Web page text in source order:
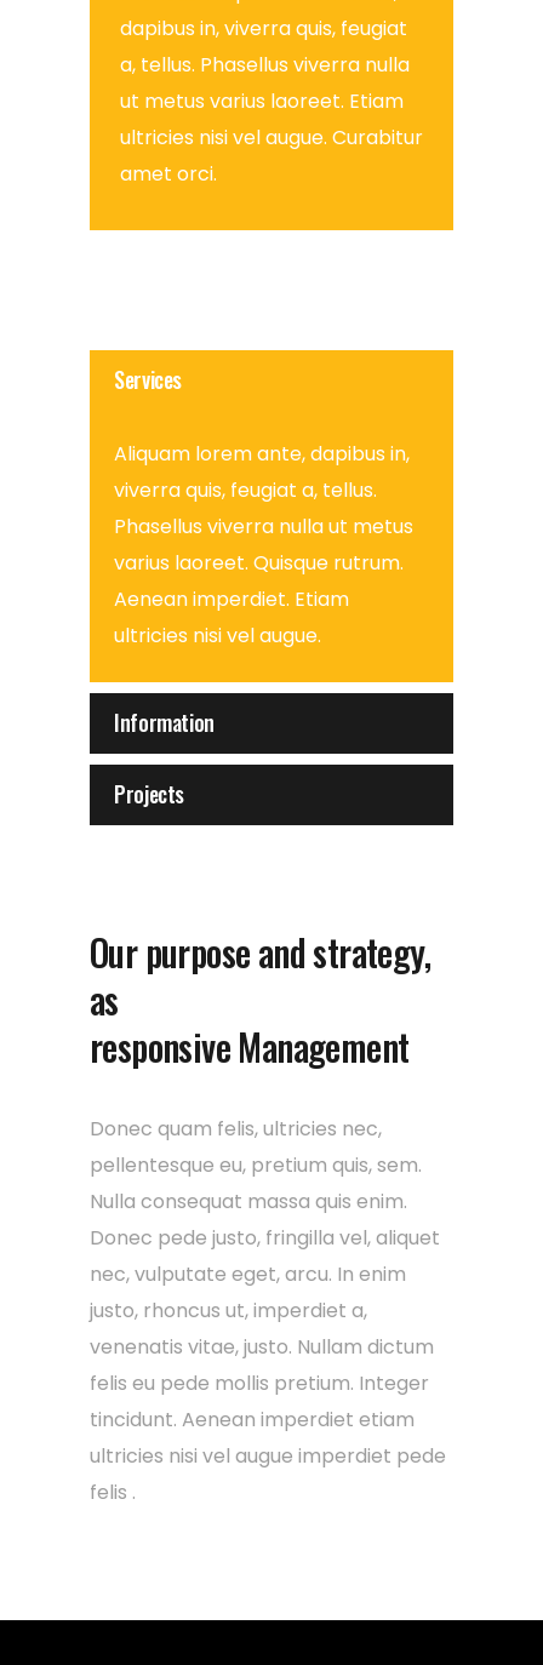
dapibus in, viverra quis, feugiat
a, tellus. Phasellus viverra nulla
ut metus varius laoreet. Etiam
ultricies nisi vel augue. Curabitur
amet orci.
Services
Aliquam lorem ante, dapibus in,
viverra quis, feugiat a, tellus.
Phasellus viverra nulla ut metus
varius laoreet. Quisque rutrum.
Aenean imperdiet. Etiam
ultricies nisi vel augue.
Information
Projects
Our purpose and strategy,
as
responsive Management
Donec quam felis, ultricies nec,
pellentesque eu, pretium quis, sem.
Nulla consequat massa quis enim.
Donec pede justo, fringilla vel, aliquet
nec, vulputate eget, arcu. In enim
justo, rhoncus ut, imperdiet a,
venenatis vitae, justo. Nullam dictum
felis eu pede mollis pretium. Integer
tincidunt. Aenean imperdiet etiam
ultricies nisi vel augue imperdiet pede
felis .